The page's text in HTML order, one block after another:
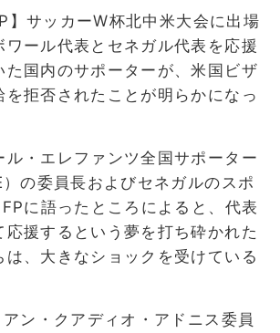
】サッカーW杯北中米大会に出場
ワール代表とセネガル代表を応援
た国内のサポーターが、米国ビザ
を拒否されたことが明らかになっ
ル・エレファンツ全国サポーター
の委員長およびセネガルのスポ
に語ったところによると、代表
応援するという夢を打ち砕かれた
は、大きなショックを受けている
ン・クアディオ・アドニス委員